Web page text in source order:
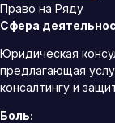
Право на Ряду
Сфера
Юридическая
предлагающая
консалтингу и
Боль: